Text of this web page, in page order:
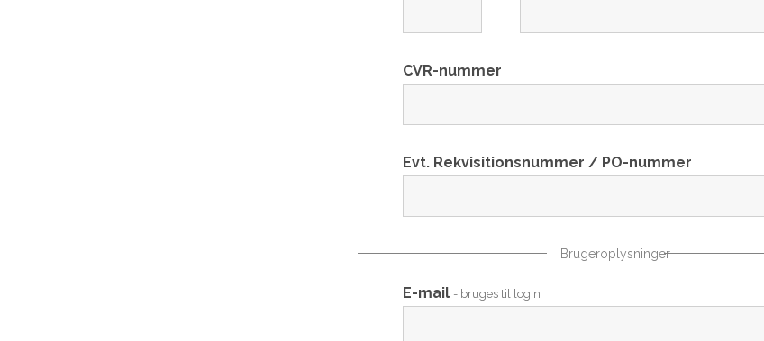
CVR-nummer
Evt. Rekvisitionsnummer / PO-nummer
Brugeroplysninger
E-mail - bruges til login